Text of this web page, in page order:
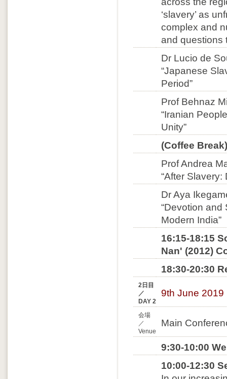
‘slavery’ as
complex and
and questions
Dr Lucio de
“Japanese
Period”
Prof Behnaz
“Iranian
Unity”
(Coffee Break)
Prof Andrea
“After
Dr Aya
“Devotion
Modern India”
16:15-18:15
Nan' (2012)
18:30-20:30
2日目
／
DAY 2
9th June 2019
会場
／
Venue
Main
9:30-10:00
10:00-12:30